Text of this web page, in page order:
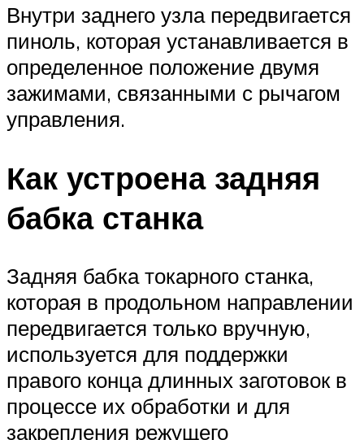
Внутри заднего узла передвигается
пиноль, которая устанавливается в
определенное положение двумя
зажимами, связанными с рычагом
управления.
Как устроена задняя
бабка станка
Задняя бабка токарного станка,
которая в продольном направлении
передвигается только вручную,
используется для поддержки
правого конца длинных заготовок в
процессе их обработки и для
закрепления режущего